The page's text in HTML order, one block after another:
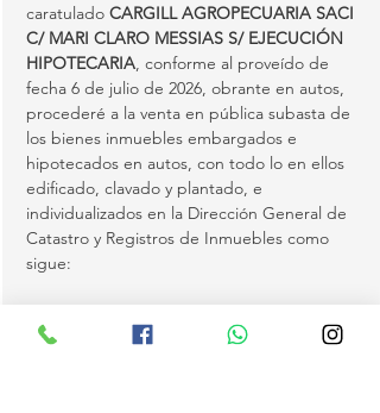
caratulado CARGILL AGROPECUARIA SACI
C/ MARI CLARO MESSIAS S/ EJECUCIÓN
HIPOTECARIA, conforme al proveído de
fecha 6 de julio de 2026, obrante en autos,
procederé a la venta en pública subasta de
los bienes inmuebles embargados e
hipotecados en autos, con todo lo en ellos
edificado, clavado y plantado, e
individualizados en la Dirección General de
Catastro y Registros de Inmuebles como
sigue:
Katueté, con Padrón n.° 2633, inscripta a